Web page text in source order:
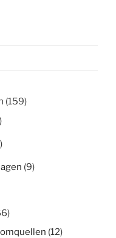
(159)
(9)
(12)